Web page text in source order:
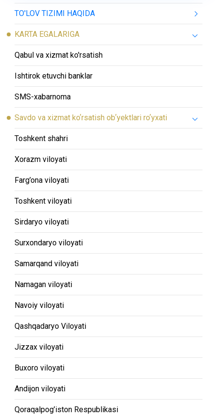
TO'LOV TIZIMI HAQIDA
KARTA EGALARIGA
Qabul va xizmat ko'rsatish
Ishtirok etuvchi banklar
SMS-хabarnoma
Savdo va xizmat koʼrsatish obʼyektlari roʼyxati
Toshkent shahri
Xorazm viloyati
Farg’ona viloyati
Toshkent viloyati
Sirdaryo viloyati
Surxondaryo viloyati
Samarqand viloyati
Namagan viloyati
Navoiy viloyati
Qashqadaryo Viloyati
Jizzax viloyati
Buxoro viloyati
Andijon viloyati
Qoraqalpog’iston Respublikasi